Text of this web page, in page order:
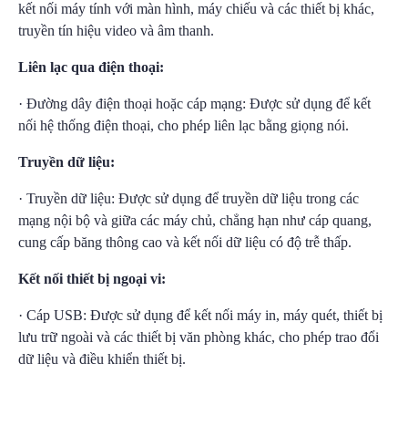
kết nối máy tính với màn hình, máy chiếu và các thiết bị khác,
truyền tín hiệu video và âm thanh.
Liên lạc qua điện thoại:
· Đường dây điện thoại hoặc cáp mạng: Được sử dụng để kết
nối hệ thống điện thoại, cho phép liên lạc bằng giọng nói.
Truyền dữ liệu:
· Truyền dữ liệu: Được sử dụng để truyền dữ liệu trong các
mạng nội bộ và giữa các máy chủ, chẳng hạn như cáp quang,
cung cấp băng thông cao và kết nối dữ liệu có độ trễ thấp.
Kết nối thiết bị ngoại vi:
· Cáp USB: Được sử dụng để kết nối máy in, máy quét, thiết bị
lưu trữ ngoài và các thiết bị văn phòng khác, cho phép trao đổi
dữ liệu và điều khiển thiết bị.